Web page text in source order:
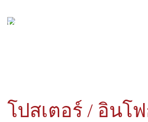
โปสเตอร์ / อินโ